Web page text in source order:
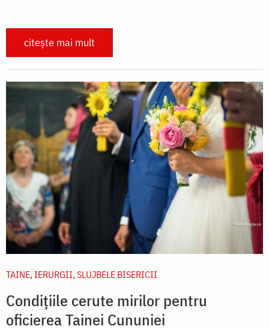
citește mai mult
TAINE, IERURGII, SLUJBELE BISERICII
Condițiile cerute mirilor pentru
oficierea Tainei Cununiei